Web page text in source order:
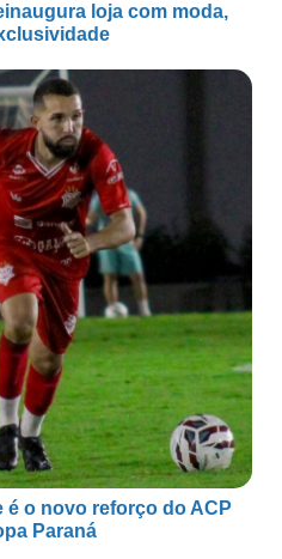
loja com moda,
é o novo reforço do ACP
Paraná